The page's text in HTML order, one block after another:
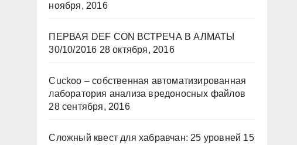
ноября, 2016
ПЕРВАЯ DEF CON ВСТРЕЧА В АЛМАТЫ
30/10/2016 28 октября, 2016
Cuckoo – собственная автоматизированная
лаборатория анализа вредоносных файлов
28 сентября, 2016
Сложный квест для хабравчан: 25 уровней 15